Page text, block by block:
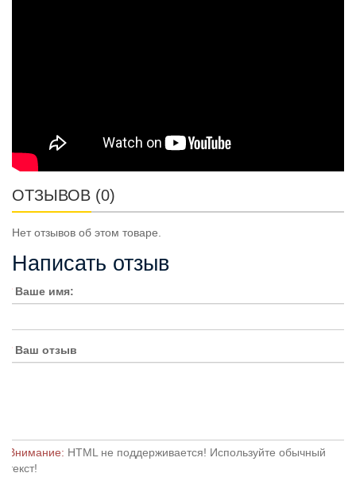
ОТЗЫВОВ (0)
Нет отзывов об этом товаре.
Написать отзыв
Ваше имя:
Ваш отзыв
Внимание: HTML не поддерживается! Используйте обычный
текст!